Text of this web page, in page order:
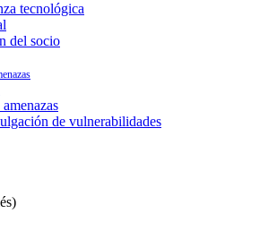
tecnológica
del socio
de vulnerabilidades